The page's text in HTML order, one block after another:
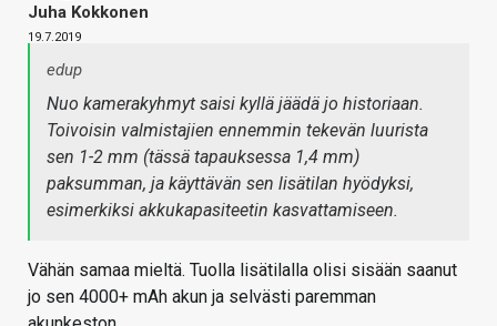
Juha Kokkonen
19.7.2019
edup
Nuo kamerakyhmyt saisi kyllä jäädä jo historiaan.
Toivoisin valmistajien ennemmin tekevän luurista
sen 1-2 mm (tässä tapauksessa 1,4 mm)
paksumman, ja käyttävän sen lisätilan hyödyksi,
esimerkiksi akkukapasiteetin kasvattamiseen.
Vähän samaa mieltä. Tuolla lisätilalla olisi sisään saanut
jo sen 4000+ mAh akun ja selvästi paremman